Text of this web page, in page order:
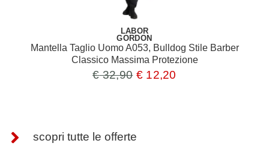
LABOR
GORDON
Mantella Taglio Uomo A053, Bulldog Stile Barber
Classico Massima Protezione
€32,90 €12,20
scopri tutte le offerte